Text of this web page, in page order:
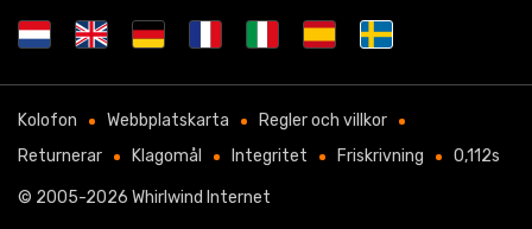
Kolofon Webbplatskarta
Regler och villkor
Returnerar
Klagomål Integritet Friskrivning 0,112s
© 2005-2026 Whirlwind Internet